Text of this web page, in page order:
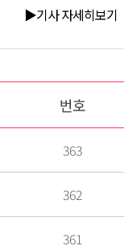
▶기사 자세히보기
번호
363
362
361